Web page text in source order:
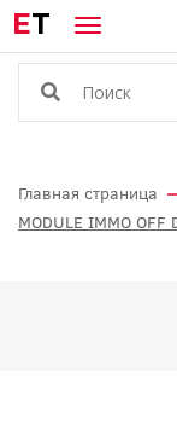
ET
Главная страница
MODULE IMMO